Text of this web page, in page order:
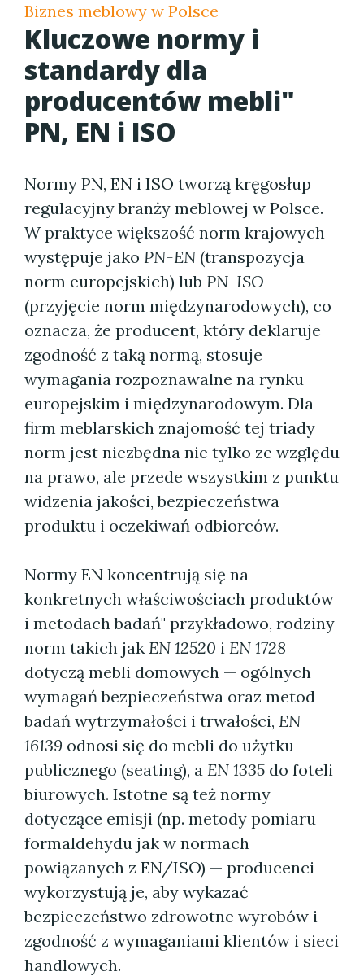
Biznes meblowy w Polsce
Kluczowe normy i
standardy dla
producentów mebli"
PN, EN i ISO
Normy PN, EN i ISO tworzą kręgosłup
regulacyjny branży meblowej w Polsce.
W praktyce większość norm krajowych
występuje jako PN-EN (transpozycja
norm europejskich) lub PN-ISO
(przyjęcie norm międzynarodowych), co
oznacza, że producent, który deklaruje
zgodność z taką normą, stosuje
wymagania rozpoznawalne na rynku
europejskim i międzynarodowym. Dla
firm meblarskich znajomość tej triady
norm jest niezbędna nie tylko ze względu
na prawo, ale przede wszystkim z punktu
widzenia jakości, bezpieczeństwa
produktu i oczekiwań odbiorców.
Normy EN koncentrują się na
konkretnych właściwościach produktów
i metodach badań" przykładowo, rodziny
norm takich jak EN 12520 i EN 1728
dotyczą mebli domowych — ogólnych
wymagań bezpieczeństwa oraz metod
badań wytrzymałości i trwałości, EN
16139 odnosi się do mebli do użytku
publicznego (seating), a EN 1335 do foteli
biurowych. Istotne są też normy
dotyczące emisji (np. metody pomiaru
formaldehydu jak w normach
powiązanych z EN/ISO) — producenci
wykorzystują je, aby wykazać
bezpieczeństwo zdrowotne wyrobów i
zgodność z wymaganiami klientów i sieci
handlowych.